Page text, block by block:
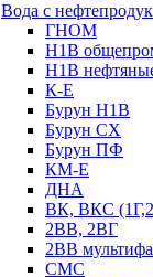
Вода с
ГНОМ
Н1В
Н1В
К-Е
Бурун Н1В
Бурун СХ
Бурун ПФ
КМ-Е
ДНА
ВК, ВКС
2ВВ, 2ВГ
2ВВ
СМС